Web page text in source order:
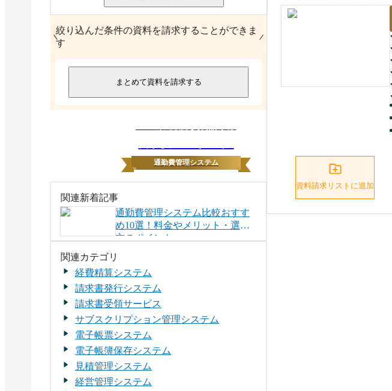
絞り込んだ条件の資料を請求することができま
す
まとめて資料を請求する
通勤費管理システム
関連新着記事
通勤費管理システム比較おすす
め10選！料金やメリット・選び
方のポイント
関連カテゴリ
経費精算システム
請求書発行システム
請求書受領サービス
サブスクリプション管理システム
電子帳票システム
電子帳簿保存システム
見積管理システム
経営管理システム
資料請求リストに追加